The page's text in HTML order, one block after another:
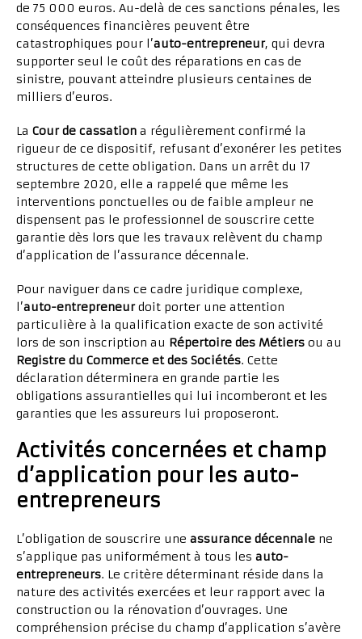
de 75 000 euros. Au-delà de ces sanctions pénales, les
conséquences financières peuvent être
catastrophiques pour l’auto-entrepreneur, qui devra
supporter seul le coût des réparations en cas de
sinistre, pouvant atteindre plusieurs centaines de
milliers d’euros.
La Cour de cassation a régulièrement confirmé la
rigueur de ce dispositif, refusant d’exonérer les petites
structures de cette obligation. Dans un arrêt du 17
septembre 2020, elle a rappelé que même les
interventions ponctuelles ou de faible ampleur ne
dispensent pas le professionnel de souscrire cette
garantie dès lors que les travaux relèvent du champ
d’application de l’assurance décennale.
Pour naviguer dans ce cadre juridique complexe,
l’auto-entrepreneurdoit porter une attention
particulière à la qualification exacte de son activité
lors de son inscription au Répertoire des Métiers ou au
Registre du Commerce et des Sociétés. Cette
déclaration déterminera en grande partie les
obligations assurantielles qui lui incomberont et les
garanties que les assureurs lui proposeront.
Activités concernées et champ
d’application pour les auto-
entrepreneurs
L’obligation de souscrire une assurance décennale ne
s’applique pas uniformément à tous les auto-
entrepreneurs. Le critère déterminant réside dans la
nature des activités exercées et leur rapport avec la
construction ou la rénovation d’ouvrages. Une
compréhension précise du champ d’application s’avère